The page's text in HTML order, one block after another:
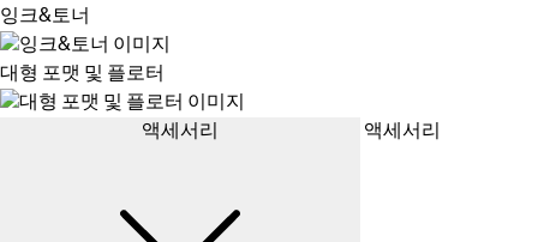
잉크&토너
대형 포맷 및 플로터
액세서리 액세서리